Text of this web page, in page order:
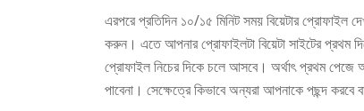
এরপরে প্রতিদিন ১০/১৫ মিনিট সময় বিয়েটার প্রোফাইল
করুন। এতে আপনার প্রোফাইলটা বিয়েটা সাইটের প্রথম
প্রোফাইল নিচের দিকে চলে আসবে। অর্থাৎ প্রথম
পাবেনা। সেক্ষেত্রে কিভাবে অন্যরা আপনাকে পছন্দ করবে